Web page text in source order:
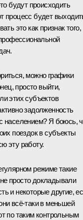
будут происходить
процесс будет
это как признак того,
можно графики
просто выйти,
этих субъектов
задолженность
населением? Я боюсь,
поездок в субъекты
эту работу.
режиме такие
просто докладывали
и некоторые другие,
всё‑таки в меньшей
по таким контрольным